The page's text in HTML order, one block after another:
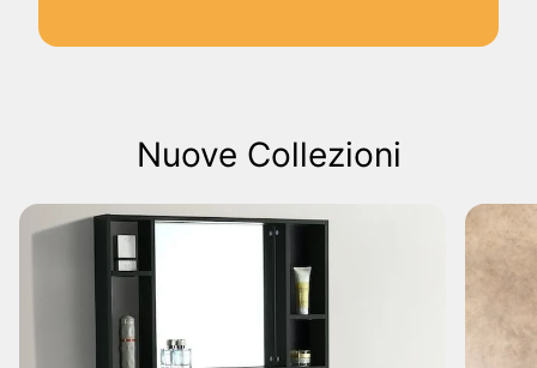
Nuove Collezioni